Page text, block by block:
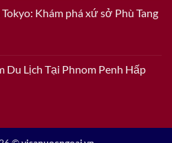
Khám phá xứ sở Phù Tang
Du Lịch Tại Phnom Penh Hấp